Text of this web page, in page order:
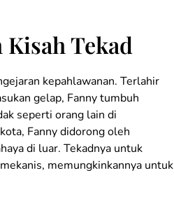
Tekad
kepahlawanan. Terlahir
gelap, Fanny tumbuh
seperti orang lain di
Fanny didorong oleh
di luar. Tekadnya untuk
memungkinkannya untuk